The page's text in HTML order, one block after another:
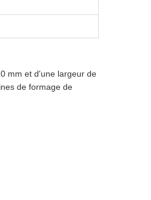
mm et d'une largeur de
de formage de